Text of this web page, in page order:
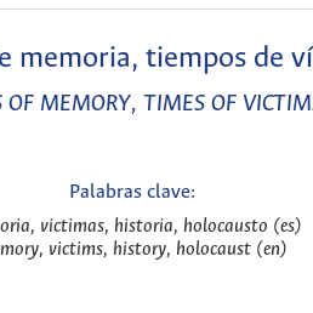
memoria, tiempos de
OF MEMORY, TIMES OF
Palabras clave:
victimas, historia, holocausto (es)
victims, history, holocaust (en)